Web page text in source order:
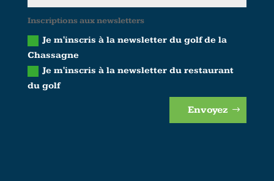
Inscriptions aux newsletters
Je m'inscris à la newsletter du golf de la
Chassagne
Je m'inscris à la newsletter du restaurant
du golf
Envoyez